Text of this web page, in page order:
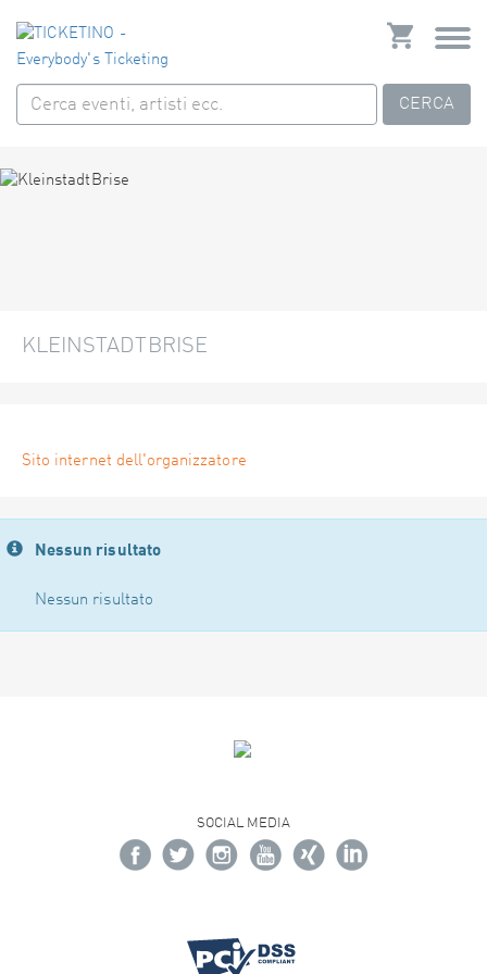
CERCA
KLEINSTADTBRISE
Sito internet dell'organizzatore
Nessun risultato
Nessun risultato
SOCIAL MEDIA